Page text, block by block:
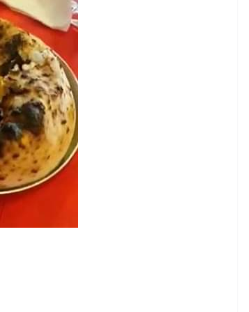
Rilassarsi e Concentrarsi
19 Maggio 2024